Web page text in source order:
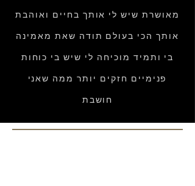
מאושרת שיש לי אותך בחיים ואוהבת
אותך הכי בעולם תודה שאת מאמינה
בי ותמיד מוכיחה לי שיש בי כוחות
פנימיים חזקים יותר ממה שאני
חושבת